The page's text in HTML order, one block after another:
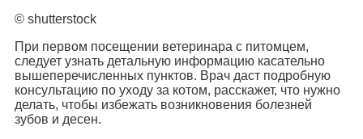
© shutterstock
При первом посещении ветеринара с питомцем,
следует узнать детальную информацию касательно
вышеперечисленных пунктов. Врач даст подробную
консультацию по уходу за котом, расскажет, что нужно
делать, чтобы избежать возникновения болезней
зубов и десен.